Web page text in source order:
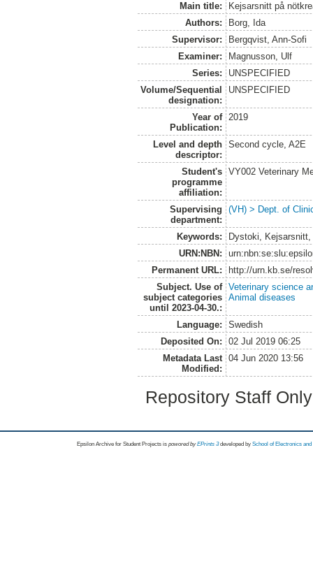
Main title:
Kejsarsnitt på
Authors:
Borg, Ida
Supervisor:
Bergqvist, Ann-Sofi
Examiner:
Magnusson, Ulf
Series:
UNSPECIFIED
Volume/Sequential
designation:
UNSPECIFIED
Year of
Publication:
2019
Level and depth
descriptor:
Second cycle, A2E
Student's
programme
affiliation:
VY002 Veterinary
Supervising
department:
(VH) > Dept. of
Keywords:
Dystoki,
URN:NBN:
Permanent URL:
http://urn.kb.se/
Subject. Use of
subject categories
until 2023-04-30.:
Veterinary science
Animal diseases
Language:
Swedish
Deposited On:
02 Jul 2019 06:25
Metadata Last
Modified:
04 Jun 2020 13:56
Repository Staff
Epsilon Archive for Student Projects is powored byEPrints 3 developed by School of Electronics